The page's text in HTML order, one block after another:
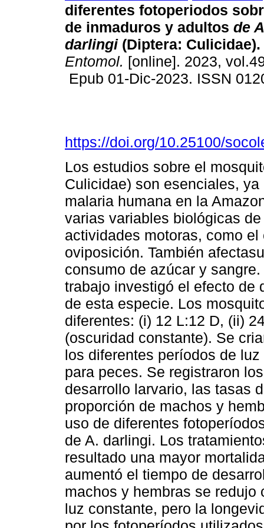
diferentes fotoperiodos
de inmaduros y adultos de
darlingi(Diptera: Culicidae).
Entomol. [online]. 2023,
Epub 01-Dic-2023. ISSN
https://doi.org/10.25100/
Los estudios sobre el
Culicidae) son esenciales,
malaria humana en la
varias variables biológicas
actividades motoras, como
oviposición. También
consumo de azúcar y
trabajo investigó el efecto de
de esta especie. Los
diferentes: (i) 12 L:12 D, (ii)
(oscuridad constante). Se
los diferentes períodos de
para peces. Se registraron
desarrollo larvario, las tasas
proporción de machos y
uso de diferentes
de A. darlingi. Los
resultado una mayor
aumentó el tiempo de
machos y hembras se
luz constante, pero la